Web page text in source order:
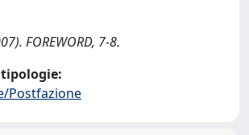
FOREWORD, 7-8.
Postfazione